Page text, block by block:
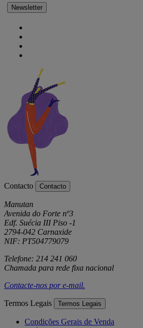
Newsletter
Contacto Contacto
Manutan
Avenida do Forte nº3
Edf. Suécia III Piso -1
2794-042 Carnaxide
NIF: PT504779079
Telefone: 214 241 060
Chamada para rede fixa nacional
Contacte-nos pore-mail.
Termos Legais Termos Legais
Condições Gerais de Venda